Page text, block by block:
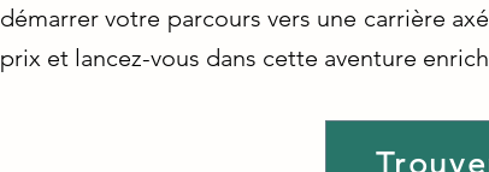
démarrer votre parcours vers une carrière
prix et lancez-vous dans cette aventure